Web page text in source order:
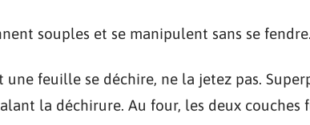
souples et se manipulent sans se fendre.
une feuille se déchire, ne la jetez pas.
la déchirure. Au four, les deux couches